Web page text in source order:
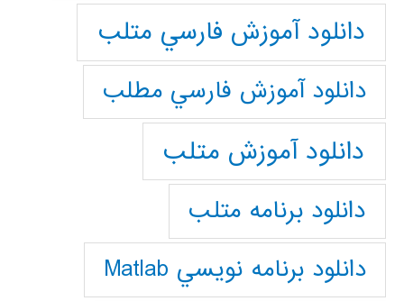
دانلود آموزش فارسي متلب
دانلود آموزش فارسي مطلب
دانلود آموزش متلب
دانلود برنامه متلب
دانلود برنامه نويسي Matlab